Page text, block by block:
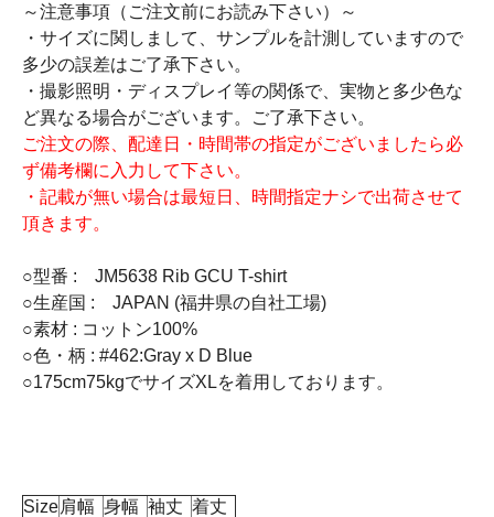
～注意事項（ご注文前にお読み下さい）～
・サイズに関しまして、サンプルを計測していますので
多少の誤差はご了承下さい。
・撮影照明・ディスプレイ等の関係で、実物と多少色な
ど異なる場合がございます。ご了承下さい。
ご注文の際、配達日・時間帯の指定がございましたら必
ず備考欄に入力して下さい。
・記載が無い場合は最短日、時間指定ナシで出荷させて
頂きます。
○型番 : JM5638 Rib GCU T-shirt
○生産国 : JAPAN (福井県の自社工場)
○素材 : コットン100%
○色・柄 : #462:Gray x D Blue
○175cm75kgでサイズXLを着用しております。
Size肩幅 身幅 袖丈 着丈